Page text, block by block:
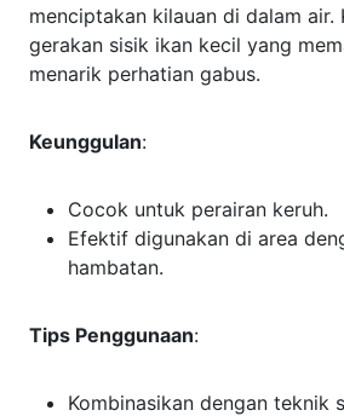
menciptakan kilauan di dalam air.
gerakan sisik ikan kecil yang
menarik perhatian gabus.
Keunggulan:
Cocok untuk perairan keruh.
Efektif digunakan di area
hambatan.
Tips Penggunaan:
Kombinasikan dengan teknik